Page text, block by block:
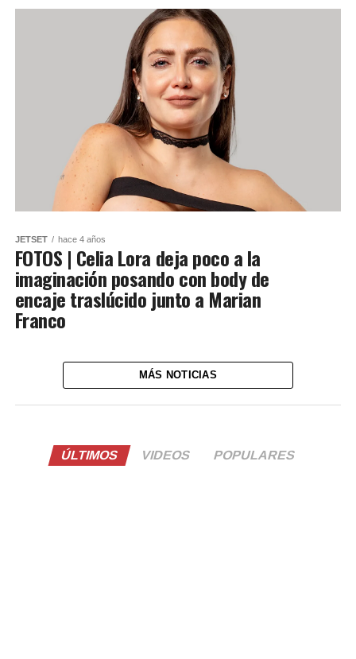
JETSET hace 4 años
FOTOS | Celia Lora deja poco a la
imaginación posando con body de
encaje traslúcido junto a Marian
Franco
MÁS NOTICIAS
ÚLTIMOS VIDEOS POPULARES